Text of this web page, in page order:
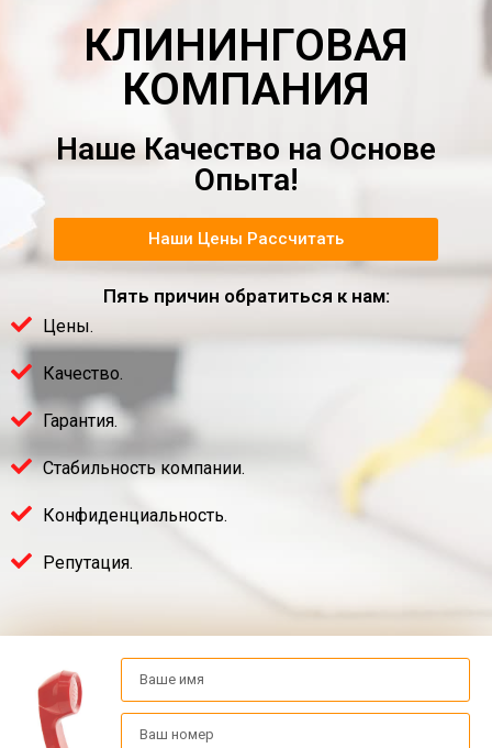
КЛИНИНГОВАЯ
КОМПАНИЯ
Наше Качество на Основе
Опыта!
Наши Цены Рассчитать
Пять причин обратиться к нам:
Цены.
Качество.
Гарантия.
Стабильность компании.
Конфиденциальность.
Репутация.